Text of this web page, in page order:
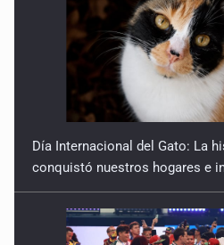
Día Internacional del Gato: La
conquistó nuestros hogares e